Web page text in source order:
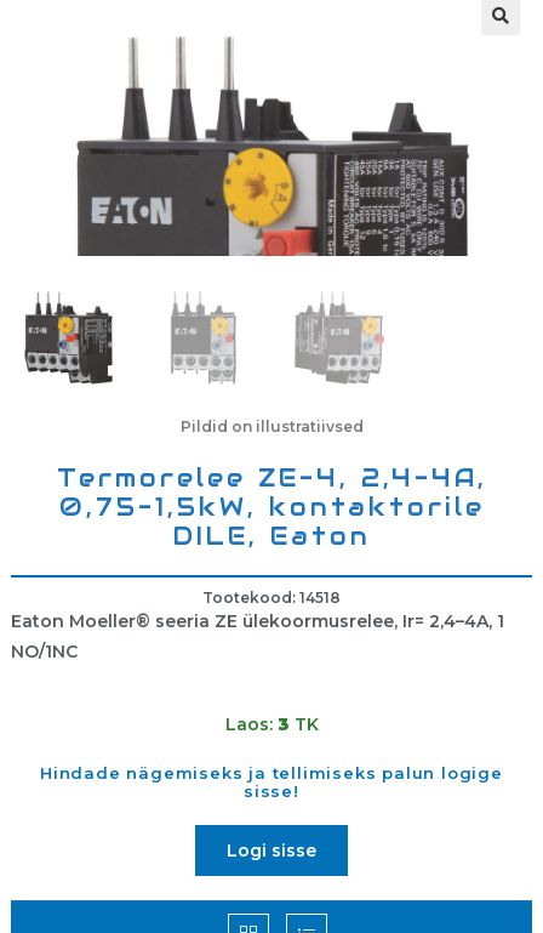
Termorelee ZE-4, 2,4-4A,
0,75-1,5kW, kontaktorile
DILE, Eaton
Tootekood: 14518
Eaton Moeller® seeria ZE ülekoormusrelee, Ir= 2,4–4A, 1
NO/1NC
Laos: 3 TK
Hindade nägemiseks ja tellimiseks palun logige
sisse!
Logi sisse
Pildid on illustratiivsed